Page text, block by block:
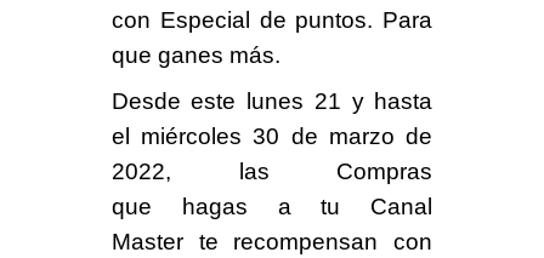
con Especial de puntos. Para
que ganes más.
Desde este
lunes 21 y hasta
el miércoles 30 de marzo de
2022, las Compras
que hagas a tu Canal
Master te recompensan con